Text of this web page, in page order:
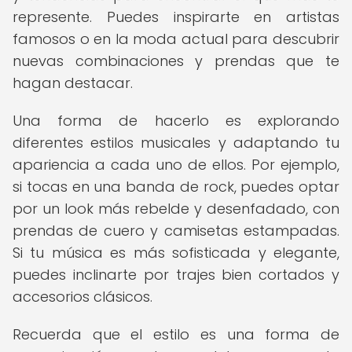
represente. Puedes inspirarte en artistas
famosos o en la moda actual para descubrir
nuevas combinaciones y prendas que te
hagan destacar.
Una forma de hacerlo es explorando
diferentes estilos musicales y adaptando tu
apariencia a cada uno de ellos. Por ejemplo,
si tocas en una banda de rock, puedes optar
por un look más rebelde y desenfadado, con
prendas de cuero y camisetas estampadas.
Si tu música es más sofisticada y elegante,
puedes inclinarte por trajes bien cortados y
accesorios clásicos.
Recuerda que el estilo es una forma de